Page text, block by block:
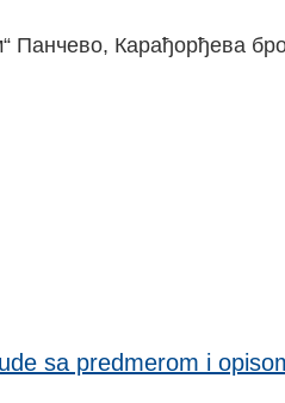
Панчево, Карађорђева
sa predmerom i